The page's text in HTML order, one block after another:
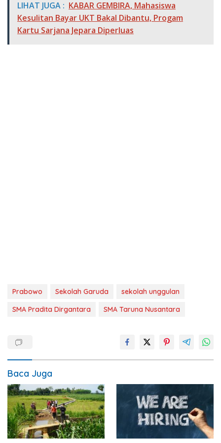
LIHAT JUGA : KABAR GEMBIRA, Mahasiswa
Kesulitan Bayar UKT Bakal Dibantu, Progam
Kartu Sarjana Jepara Diperluas
Prabowo Sekolah Garuda
sekolah unggulan
SMA Pradita Dirgantara
SMA Taruna Nusantara
Baca Juga